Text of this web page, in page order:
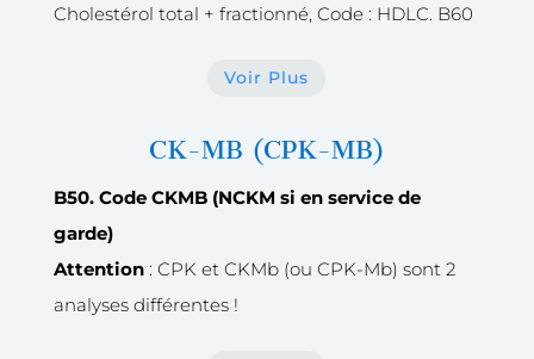
Cholestérol total + fractionné, Code : HDLC. B60
Voir Plus
CK-MB (CPK-MB)
B50. Code CKMB (NCKM si en service de
garde)
Attention: CPK et CKMb (ou CPK-Mb) sont 2
analyses différentes !